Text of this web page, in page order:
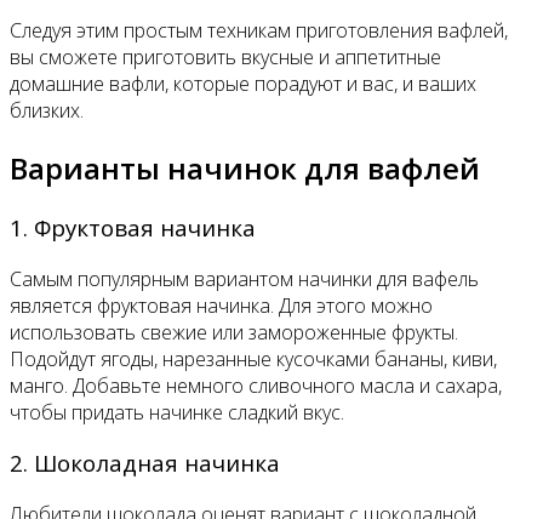
Следуя этим простым техникам приготовления вафлей,
вы сможете приготовить вкусные и аппетитные
домашние вафли, которые порадуют и вас, и ваших
близких.
Варианты начинок для вафлей
1. Фруктовая начинка
Самым популярным вариантом начинки для вафель
является фруктовая начинка. Для этого можно
использовать свежие или замороженные фрукты.
Подойдут ягоды, нарезанные кусочками бананы, киви,
манго. Добавьте немного сливочного масла и сахара,
чтобы придать начинке сладкий вкус.
2. Шоколадная начинка